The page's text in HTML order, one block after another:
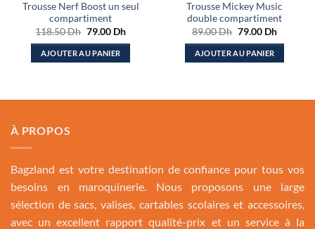
Trousse Nerf Boost un seul
compartiment
118.50Dh Le
initial
était :
79.00 DhLe
actuel
AJOUTER AU PANIER
Trousse Mickey Music
double compartiment
89.00Dh Le
initial
était :
79.00 DhLe
actuel
AJOUTER AU PANIER
À PROPOS
Bagzland est votre destination de confiance pour tous vos
besoins en maroquinerie. Nous proposons une large
sélection de sacs, valises, cartables scolaires et accessoires,
avec un excellent rapport qualité-prix et un service à la